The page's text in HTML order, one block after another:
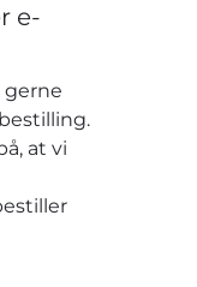
e-
at vi